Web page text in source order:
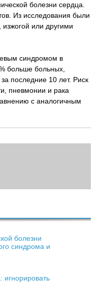
болезни сердца.
Из исследования были
или другими
синдромом в
больше больных,
последние 10 лет. Риск
пневмонии и рака
с аналогичным
болезни
синдрома и
игнорировать